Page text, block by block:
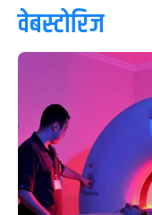
वेबस्टोरिज